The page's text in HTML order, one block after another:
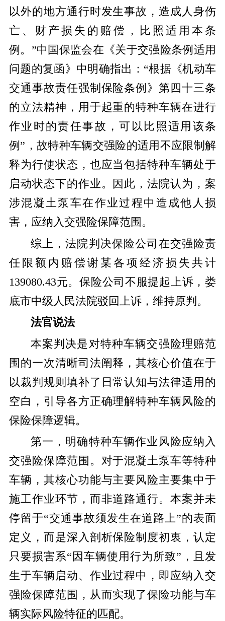
以外的地方通行时发生事故，造成人身伤
亡、财产损失的赔偿，比照适用本条
例。”中国保监会在《关于交强险条例适用
问题的复函》中明确指出：“根据《机动车
交通事故责任强制保险条例》第四十三条
的立法精神，用于起重的特种车辆在进行
作业时的责任事故，可以比照适用该条
例”，故特种车辆交强险的适用不应限制解
释为行使状态，也应当包括特种车辆处于
启动状态下的作业。因此，法院认为，案
涉混凝土泵车在作业过程中造成他人损
害，应纳入交强险保障范围。
综上，法院判决保险公司在交强险责
任限额内赔偿谢某各项经济损失共计
139080.43元。保险公司不服提起上诉，娄
底市中级人民法院驳回上诉，维持原判。
​法官说法
本案判决是对特种车辆交强险理赔范
围的一次清晰司法阐释，其核心价值在于
以裁判规则填补了日常认知与法律适用的
空白，引导各方正确理解特种车辆风险的
保险保障逻辑。
第一，明确特种车辆作业风险应纳入
交强险保障范围。对于混凝土泵车等特种
车辆，其核心功能与主要风险主要集中于
施工作业环节，而非道路通行。本案并未
停留于“交通事故须发生在道路上”的表面
定义，而是深入剖析保险制度初衷，认定
只要损害系“因车辆使用行为所致”，且发
生于车辆启动、作业过程中，即应纳入交
强险保障范围，从而实现了保险功能与车
辆实际风险特征的匹配。